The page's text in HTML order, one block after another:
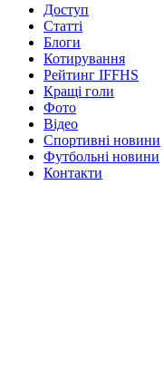
Доступ
Статті
Блоги
Котирування
Рейтинг IFFHS
Кращі голи
Фото
Відео
Спортивні новини
Футбольні новини
Контакти